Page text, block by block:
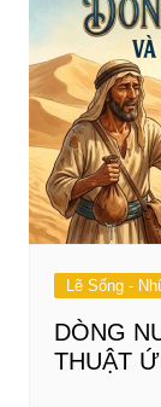
Lẽ Sống -
DÒNG
THUẬT